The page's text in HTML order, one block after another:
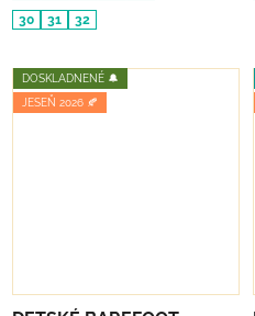
30
31 32
DOSKLADNENÉ 🔔
JESEŇ 2026 🍂